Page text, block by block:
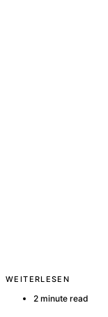
WEITERLESEN
2 minute read